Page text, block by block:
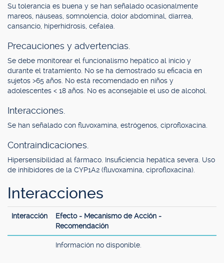
Su tolerancia es buena y se han señalado ocasionalmente
mareos, náuseas, somnolencia, dolor abdominal, diarrea,
cansancio, hiperhidrosis, cefalea.
Precauciones y advertencias.
Se debe monitorear el funcionalismo hepático al inicio y
durante el tratamiento. No se ha demostrado su eficacia en
sujetos >65 años. No está recomendado en niños y
adolescentes < 18 años. No es aconsejable el uso de alcohol.
Interacciones.
Se han señalado con fluvoxamina, estrógenos, ciprofloxacina.
Contraindicaciones.
Hipersensibilidad al fármaco. Insuficiencia hepática severa. Uso
de inhibidores de la CYP1A2 (fluvoxamina, ciprofloxacina).
Interacciones
Interacción
Efecto - Mecanismo de Acción -
Recomendación
Información no disponible.